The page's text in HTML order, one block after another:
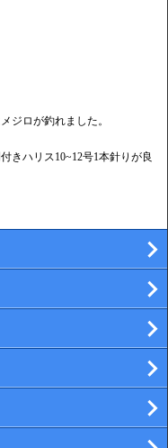
ジロが釣れました。
きハリス10~12号1本針りが良